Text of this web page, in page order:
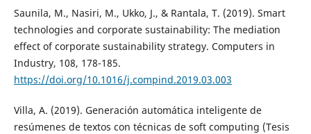
Saunila, M., Nasiri, M., Ukko, J., & Rantala, T. (2019). Smart
technologies and corporate sustainability: The mediation
effect of corporate sustainability strategy. Computers in
Industry, 108, 178-185.
https://doi.org/10.1016/j.compind.2019.03.003
Villa, A. (2019). Generación automática inteligente de
resúmenes de textos con técnicas de soft computing (Tesis